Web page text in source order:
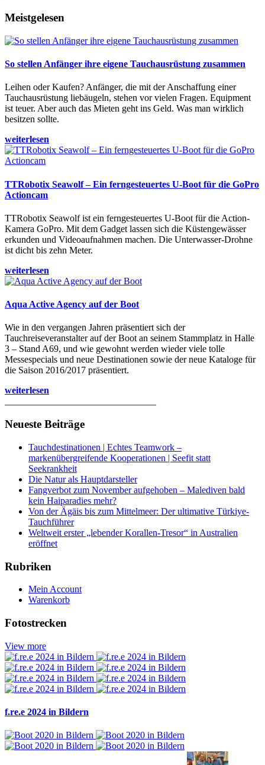
Meistgelesen
So stellen Anfänger ihre eigene Tauchausrüstung zusammen
Leihen oder Kaufen? Anfänger, die mit der Anschaffung einer
Tauchausrüstung liebäugeln, stehen vor vielen Fragen. Equipment
ist teuer. Aber auch das Mieten geht ins Geld. Was man wirklich
besitzen sollte.
weiterlesen
TTRobotix Seawolf – Ein ferngesteuertes U-Boot für die GoPro
Actioncam
TTRobotix Seawolf ist ein ferngesteuertes U-Boot für die Action-
Kamera GoPro. Mit dem Gadget lassen sich die Küstengewässer
erkunden und Videoaufnahmen machen. Die Unterwasser-Drohne
ist dicht bis zehn Meter.
weiterlesen
Aqua Active Agency auf der Boot
Wie in den vergangen Jahren präsentiert sich der
Tauchreiseveranstalter auf der Boot an seinem Stammplatz in Halle
3 – Stand A69, und wie gewohnt werden wieder viele tolle
Messespecials und neue Destinationen sowie der neue Kataloge für
die Saison 2016/2017 präsentiert.
weiterlesen
Neueste Beiträge
Tauchdestinationen | Echtes Teamwork –
markenübergreifende Kooperationen | Seefit statt
Seekrankheit
Die Natur als Hauptdarsteller
Fangverbot zum November aufgehoben – Malediven bald
kein Haiparadies mehr?
Von der Ägäis bis zum Mittelmeer: Der ultimative Türkiye-
Tauchführer
Weltweit erster „lebender Korallen-Tresor“ in Australien
eröffnet
Rubriken
Mein Account
Warenkorb
Fotostrecken
View more
f.re.e 2024 in Bildern